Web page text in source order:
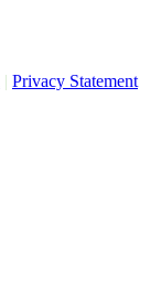
| Privacy Statement